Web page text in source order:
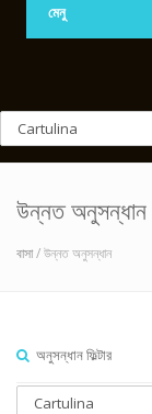
মেনু
উন্নত অনুসন্ধান
বাসা/ উন্নত অনুসন্ধান
অনুসন্ধান ফিল্টার